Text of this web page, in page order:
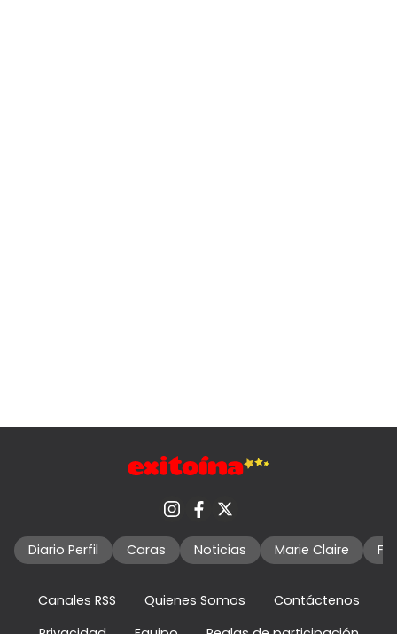
Diario Perfil Caras Noticias Marie Claire
Canales RSS Quienes Somos
Contáctenos